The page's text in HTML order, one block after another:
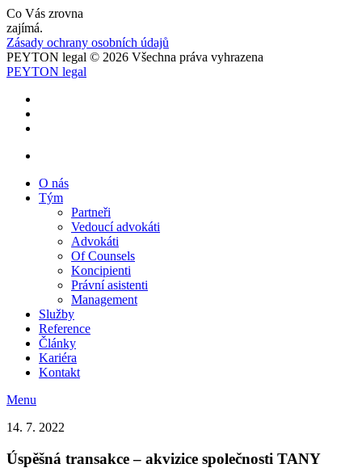
Co Vás zrovna
zajímá.
Zásady ochrany osobních údajů
PEYTON legal © 2026 Všechna práva vyhrazena
PEYTON legal
O nás
Tým
Partneři
Vedoucí advokáti
Advokáti
Of Counsels
Koncipienti
Právní asistenti
Management
Služby
Reference
Články
Kariéra
Kontakt
Menu
14. 7. 2022
Úspěšná transakce – akvizice společnosti TANY